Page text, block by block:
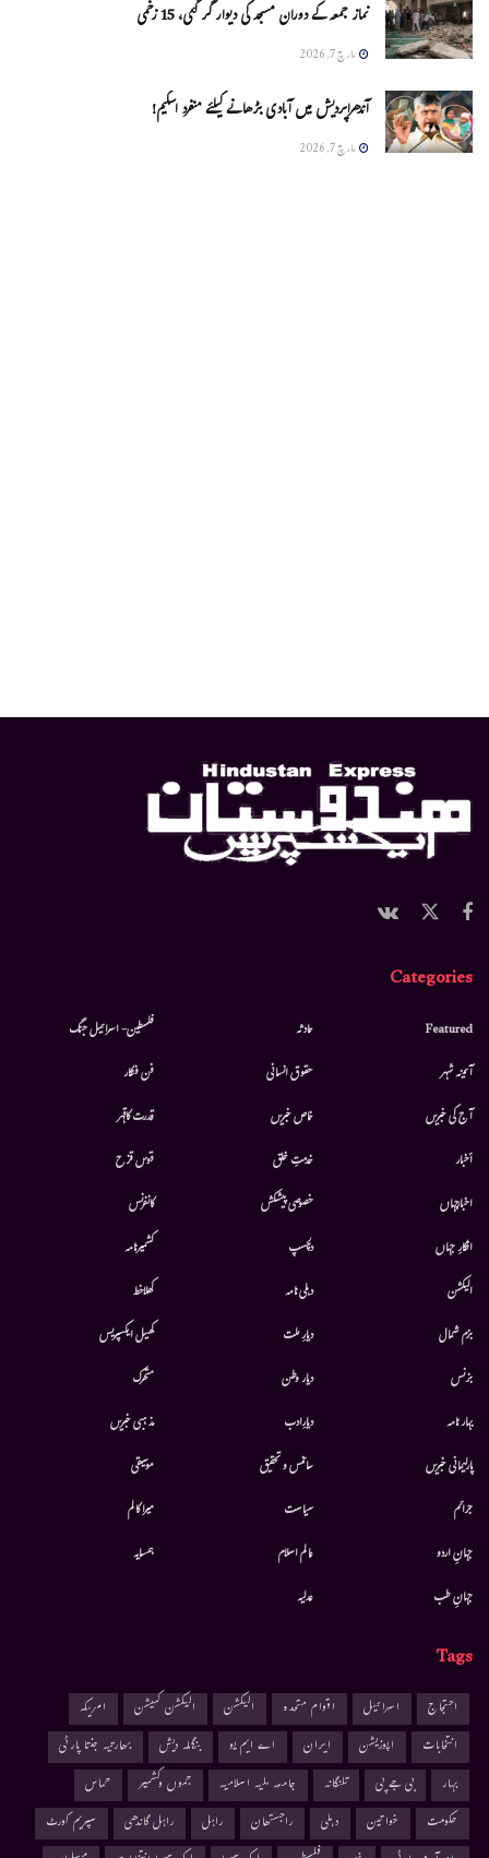
نماز جمعہ کے دوران مسجد کی دیوار گر گئی، 15 زخمی
مارچ 7, 2026
آندھراپردیش میں آبادی بڑھانے کیلئے منفرد اسکیم!
مارچ 7, 2026
Categories
Featured
آئینہ شہر
آج کی خبریں
أخبار
اخبارجہاں
افکارِ جہاں
الیکشن
بزم شمال
بزنس
بہار نامہ
پارلیمانی خبریں
جرائم
جہانِ اردو
جہانِ طب
حادثہ
حقوق انسانی
خاص خبریں
خدمتِ خلق
خصوصی پیشکش
دلچسپ
دہلی نامہ
دیارِ ملت
دیار وطن
دیارِادب
سائنس و تحقیق
سیاست
عالم اسلام
عدلیہ
فلسطین- اسرائیل جنگ
فن فنکار
قدرت کاقہر
قوس قزح
کانفرنس
کشمیرنامہ
کھلاخط
کھیل ایکسپریس
متحرك
مذہبی خبریں
موسيقى
میرا کالم
ہمسایہ
Tags
احتجاج اسرائیل اقوام متحدہ الیکشن الیکشن کمیشن
امریکہ
انتخابات
اپوزیشن ایران اے ایم یو بنگلہ دیش
بھارتیہ جنتا پارٹی
بہار
بی جے پی تلنگانہ جامعہ ملیہ اسلامیہ جموں وکشمیر
حماس
حکومت
خواتین دہلی راجستھان راہل راہل گاندھی
سپریم کورٹ